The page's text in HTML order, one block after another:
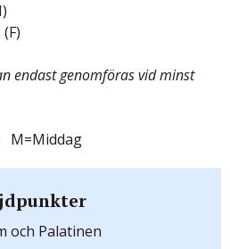
endast genomföras vid minst
M=Middag
och Palatinen